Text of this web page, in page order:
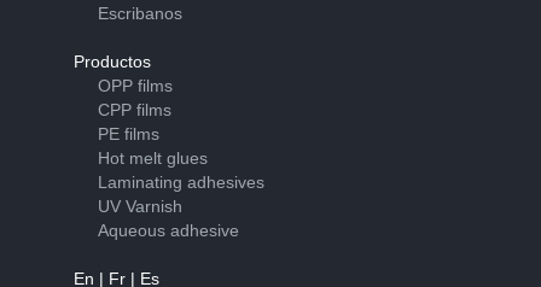
Escribanos
Productos
OPP films
CPP films
PE films
Hot melt glues
Laminating adhesives
UV Varnish
Aqueous adhesive
En | Fr| Es